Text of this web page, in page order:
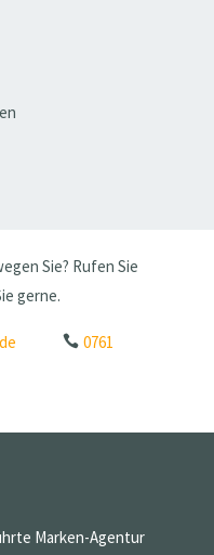
Sie? Rufen Sie
gerne.
0761
Marken-Agentur